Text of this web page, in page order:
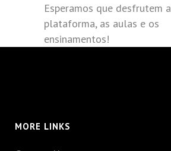
Esperamos que desfrutem a
plataforma, as aulas e os
ensinamentos!
MORE LINKS